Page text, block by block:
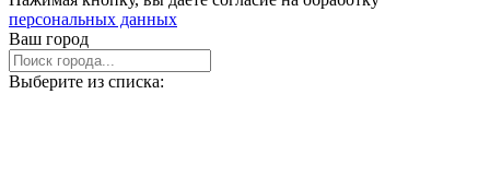
персональных данных
Ваш город
Выберите из списка: